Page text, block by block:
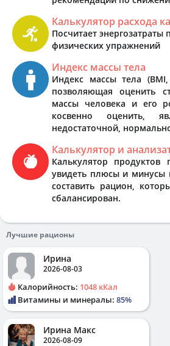
Калькулятор расхода
Посчитает
физических упражнений
Индекс массы тела
Индекс массы тела
позволяющая оценить
массы человека и его
косвенно оценить,
недостаточной,
Калькулятор и
Калькулятор продуктов
увидеть плюсы и минусы
составить рацион,
сбалансирован.
Лучшие рационы
Ирина
2026-08-03
Калорийность: 1048 кКал
Витамины и минералы: 85%
Ирина Макс
2026-08-09